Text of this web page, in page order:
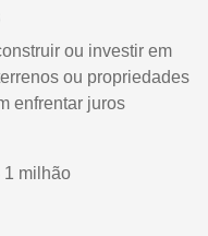
ou investir em
ou propriedades
enfrentar juros
1 milhão